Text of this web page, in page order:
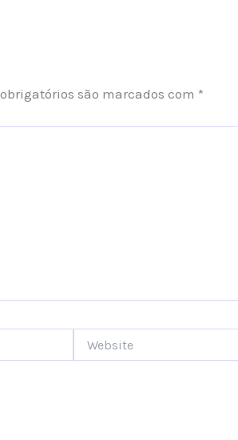
são marcados com *